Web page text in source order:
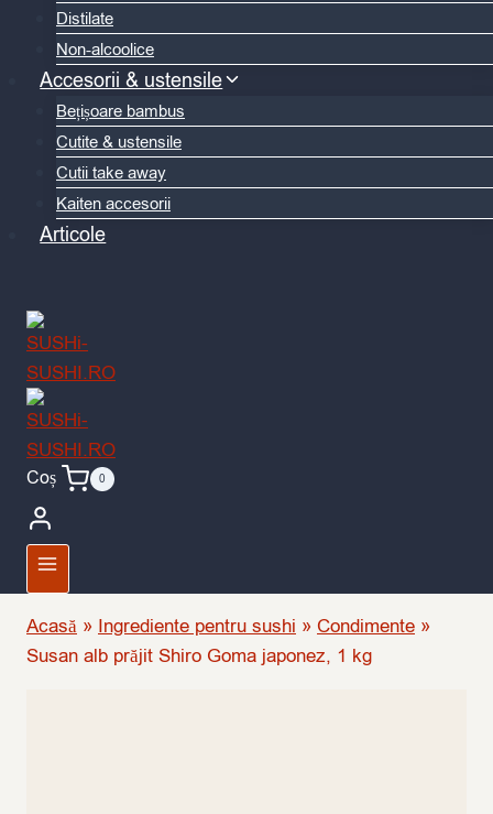
Distilate
Non-alcoolice
Accesorii & ustensile
Bețișoare bambus
Cutite & ustensile
Cutii take away
Kaiten accesorii
Articole
Coș 0
Acasă » Ingrediente pentru sushi » Condimente »
Susan alb prăjit Shiro Goma japonez, 1 kg